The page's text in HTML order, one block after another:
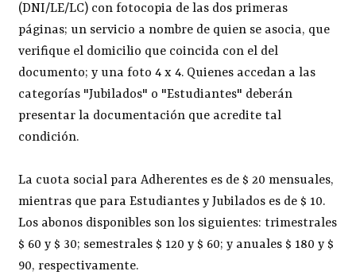
(DNI/LE/LC) con fotocopia de las dos primeras
páginas; un servicio a nombre de quien se asocia, que
verifique el domicilio que coincida con el del
documento; y una foto 4 x 4. Quienes accedan a las
categorías "Jubilados" o "Estudiantes" deberán
presentar la documentación que acredite tal
condición.
La cuota social para Adherentes es de $ 20 mensuales,
mientras que para Estudiantes y Jubilados es de $ 10.
Los abonos disponibles son los siguientes: trimestrales
$ 60 y $ 30; semestrales $ 120 y $ 60; y anuales $ 180 y $
90, respectivamente.